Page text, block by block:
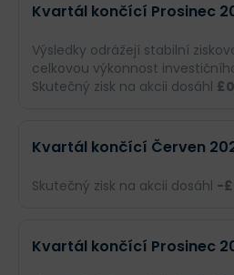
Kvartál končící Prosinec
Výsledky odrážejí stabilní
celkovou výkonnost
Skutečný zisk na akcii dosáhl
EPS --
Kvartál končící Červen
Skutečný zisk na akcii dosáhl -
Kvartál končící Prosinec